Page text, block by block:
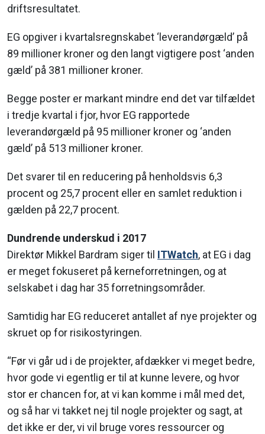
driftsresultatet.
EG opgiver i kvartalsregnskabet ‘leverandørgæld’ på
89 millioner kroner og den langt vigtigere post ‘anden
gæld’ på 381 millioner kroner.
Begge poster er markant mindre end det var tilfældet
i tredje kvartal i fjor, hvor EG rapportede
leverandørgæld på 95 millioner kroner og ‘anden
gæld’ på 513 millioner kroner.
Det svarer til en reducering på henholdsvis 6,3
procent og 25,7 procent eller en samlet reduktion i
gælden på 22,7 procent.
Dundrende underskud i 2017
Direktør Mikkel Bardram siger til ITWatch, at EG i dag
er meget fokuseret på kerneforretningen, og at
selskabet i dag har 35 forretningsområder.
Samtidig har EG reduceret antallet af nye projekter og
skruet op for risikostyringen.
“Før vi går ud i de projekter, afdækker vi meget bedre,
hvor gode vi egentlig er til at kunne levere, og hvor
stor er chancen for, at vi kan komme i mål med det,
og så har vi takket nej til nogle projekter og sagt, at
det ikke er der, vi vil bruge vores ressourcer og